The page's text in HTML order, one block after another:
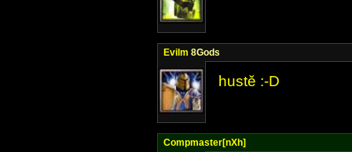
Evilm 8Gods
hustě :-D
Compmaster[nXh]